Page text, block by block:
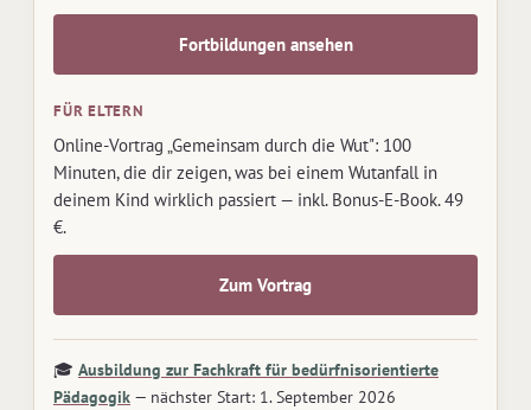
Fortbildungen ansehen
FÜR ELTERN
Online-Vortrag „Gemeinsam durch die Wut": 100
Minuten, die dir zeigen, was bei einem Wutanfall in
deinem Kind wirklich passiert — inkl. Bonus-E-Book. 49
€.
Zum Vortrag
🎓 Ausbildung zur Fachkraft für bedürfnisorientierte
Pädagogik — nächster Start: 1. September 2026